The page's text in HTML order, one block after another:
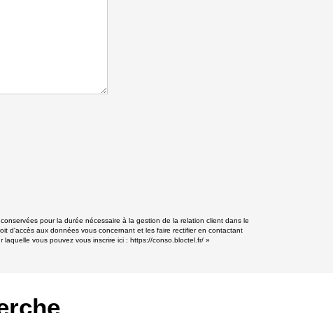
pour la durée nécessaire à la gestion de la relation client dans le
d'accès aux données vous concernant et les faire rectifier en contactant
laquelle vous pouvez vous inscrire ici : https://conso.bloctel.fr/ »